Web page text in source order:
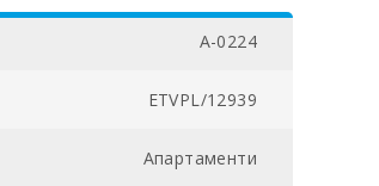
A-0224
ETVPL/12939
Апартаменти